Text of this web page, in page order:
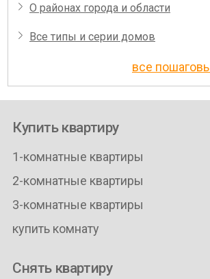
О районах города и области
Все типы и серии домов
все
Купить квартиру
1-комнатные квартиры
2-комнатные квартиры
3-комнатные квартиры
купить комнату
Снять квартиру